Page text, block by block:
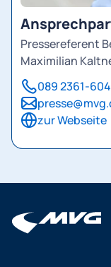
Pressereferent
Maximilian
089 2361-
zur Webseite